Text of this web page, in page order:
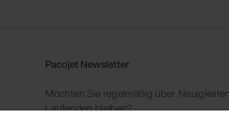
Pacojet Newsletter
Möchten Sie regelmäßig über
Laufenden bleiben?